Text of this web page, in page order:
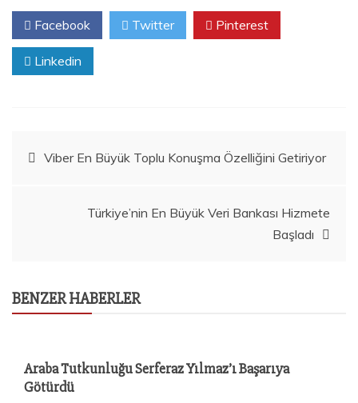
Facebook Twitter Pinterest
Linkedin
YazıViber En Büyük Toplu Konuşma Özelliğini Getiriyor
Türkiye’nin En Büyük Veri Bankası Hizmete
Başladı
BENZER HABERLER
Araba Tutkunluğu Serferaz Yılmaz’ı Başarıya
Götürdü